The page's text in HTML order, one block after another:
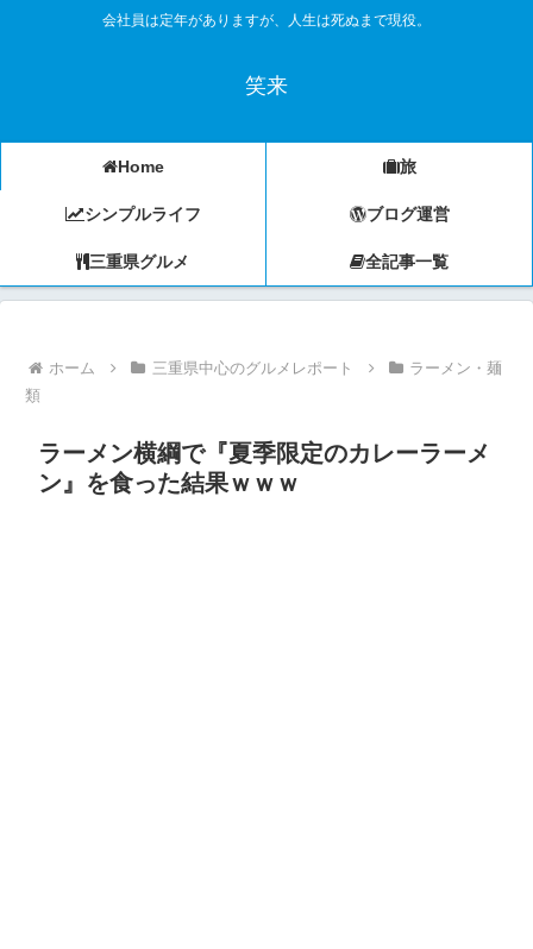
会社員は定年がありますが、人生は死ぬまで現役。
笑来
Home 旅
シンプルライフ ブログ運営
三重県グルメ 全記事一覧
ホーム 三重県中心のグルメレポート
ラーメン・麺
類
ラーメン横綱で『夏季限定のカレーラーメ
ン』を食った結果ｗｗｗ